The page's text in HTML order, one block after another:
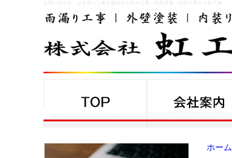
お問い合わせ・お見積り 東京都北区の防水工事・外壁塗装・内装工事なら虹工房
ホーム